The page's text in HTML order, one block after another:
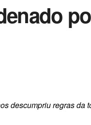
descumpriu regras da